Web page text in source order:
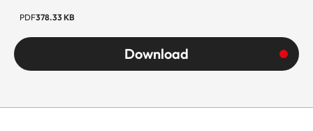
PDF378.33 KB
Download